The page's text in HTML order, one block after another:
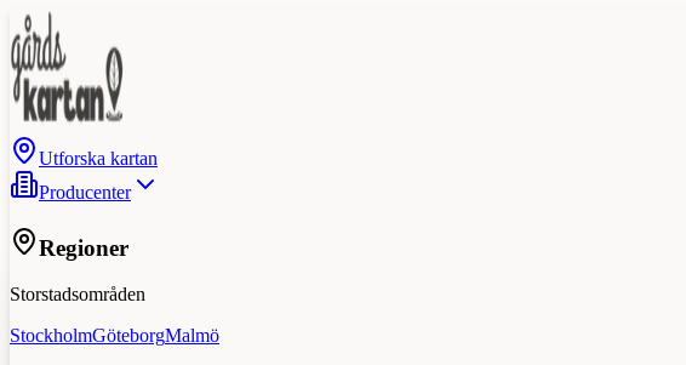
Utforska kartan
Producenter
Regioner
Storstadsområden
StockholmGöteborgMalmö